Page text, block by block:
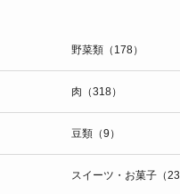
野菜類（178）
肉（318）
豆類（9）
スイーツ・お菓子（